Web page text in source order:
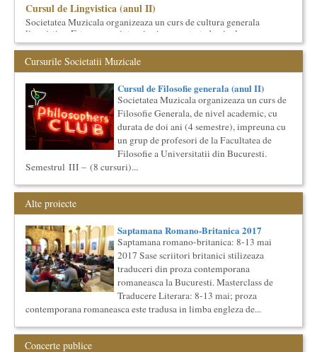
Cursul de Lingvistica (anul II)
Societatea Muzicala organizeaza un curs de cultura generala
lingvistica. Este un curs intensiv si concentrat, de nivel
academ...
Precizari legate de formatul de predare a cursurilor de
Cultura universala
Am primit multe intrebari legate de felul in care se desfasoara
aceste cursuri de Cultura Universala - multi si le imagineaza...
The Fever
By Wallace Shawn, with Simona Maicanescu
The Fever de Wallace Shawn, one-woman show cu Simona
Maicanescu, in engleza, supratitrat in romana; Spectacolul de
inchidere ...
Cursul de Sociologie
Societatea Muzicala organizeaza un curs de Sociologie, in
parteneriat cu Facultatea de Sociologie si Asistenta Sociala a
Univ...
Societatea Culturala
Platforma online de marketing cultural
Descrierea produsului principal (platforma Internet)
Obiectivul proiectului este de a construi un sistem complex de
market...
Cursul de Lingvistica (anul I)
Societatea Muzicala organizeaza un curs de cultura generala
lingvistica. Este un curs intensiv si concentrat, de nivel
academ...
Cursurile Societatii Muzicale
Cursul de Filosofie generala (anul II)
Societatea Muzicala organizeaza un curs de
Filosofie Generala, de nivel academic, cu
durata de doi ani (4 semestre), impreuna cu
un grup de profesori de la Facultatea de
Filosofie a Universitatii din Bucuresti.
Semestrul III – (8 cursuri)...
Alte proiecte
Saptamana Romano-Britanica 2017
Saptamana romano-britanica: 8-13 mai
2017 Sase scriitori britanici stilizeaza
traduceri din proza contemporana
romaneasca la Bucuresti. Masterclass de
Traducere Literara: 8-13 mai; proza
contemporana romaneasca este tradusa in limba engleza de...
Concerte publice